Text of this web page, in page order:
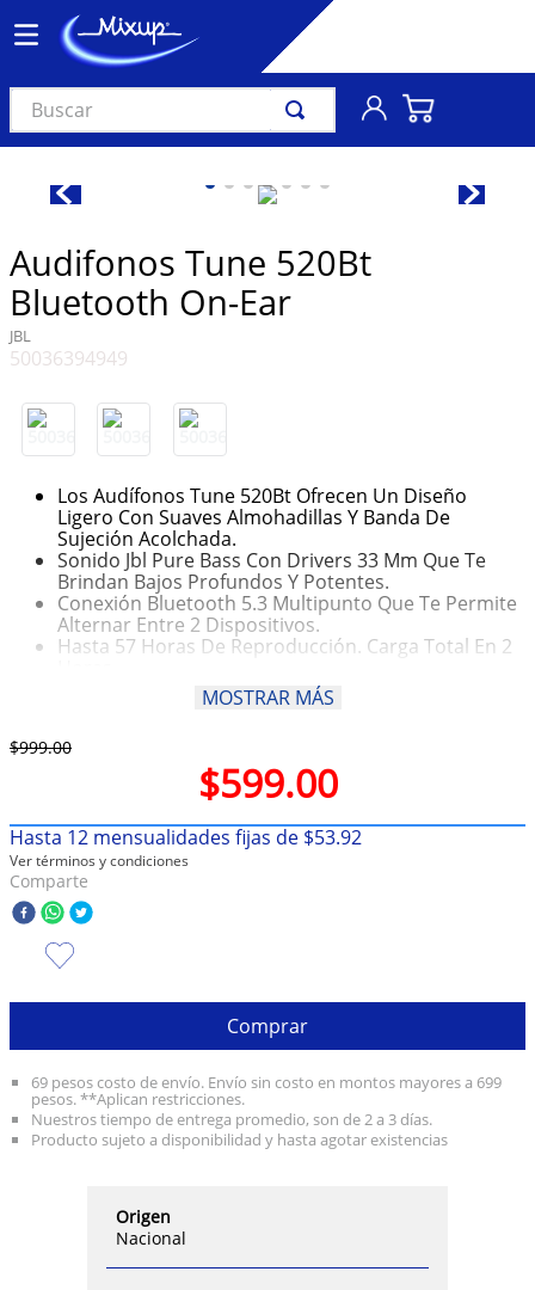
Buscar
Audifonos Tune 520Bt
Bluetooth On-Ear
JBL
50036394949
Los Audífonos Tune 520Bt Ofrecen Un Diseño
Ligero Con Suaves Almohadillas Y Banda De
Sujeción Acolchada.
Sonido Jbl Pure Bass Con Drivers 33 Mm Que Te
Brindan Bajos Profundos Y Potentes.
Conexión Bluetooth 5.3 Multipunto Que Te Permite
Alternar Entre 2 Dispositivos.
Hasta 57 Horas De Reproducción. Carga Total En 2
Con Los Controles Por Botón Y El Micrófono
Gestiona Tu Música, Llamadas Y Activa El Asistente
MOSTRAR MÁS
$999.00
$599.00
Hasta 12 mensualidades fijas de $53.92
Ver términos y condiciones
Comparte
Comprar
69 pesos costo de envío. Envío sin costo en montos mayores a 699
pesos. **Aplican restricciones.
Nuestros tiempo de entrega promedio, son de 2 a 3 días.
Producto sujeto a disponibilidad y hasta agotar existencias
Origen
Nacional
3.
audífonos
4.
madonna
5.
6.
importados
8.
manga
9 .
bocinas
10. taylor swift